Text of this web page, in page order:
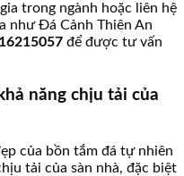
trong ngành hoặc liên hệ
như Đá Cảnh Thiên An
để được tư vấn
năng chịu tải của
của bồn tắm đá tự nhiên
tải của sàn nhà, đặc biệt